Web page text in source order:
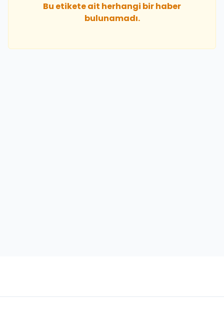
Bu etikete ait herhangi bir haber
bulunamadı.